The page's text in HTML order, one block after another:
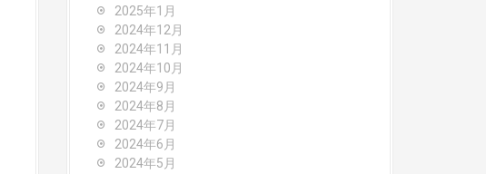
2025年1月
2024年12月
2024年11月
2024年10月
2024年9月
2024年8月
2024年7月
2024年6月
2024年5月